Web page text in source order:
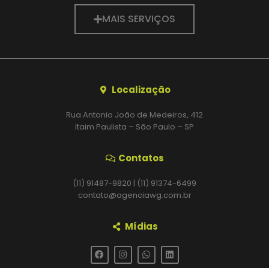
MAIS SERVIÇOS
Localização
Rua Antonio João de Medeiros, 412
Itaim Paulista – São Paulo – SP
Contatos
(11) 91487-9820 | (11) 91374-6499
contato@agenciawg.com.br
Mídias